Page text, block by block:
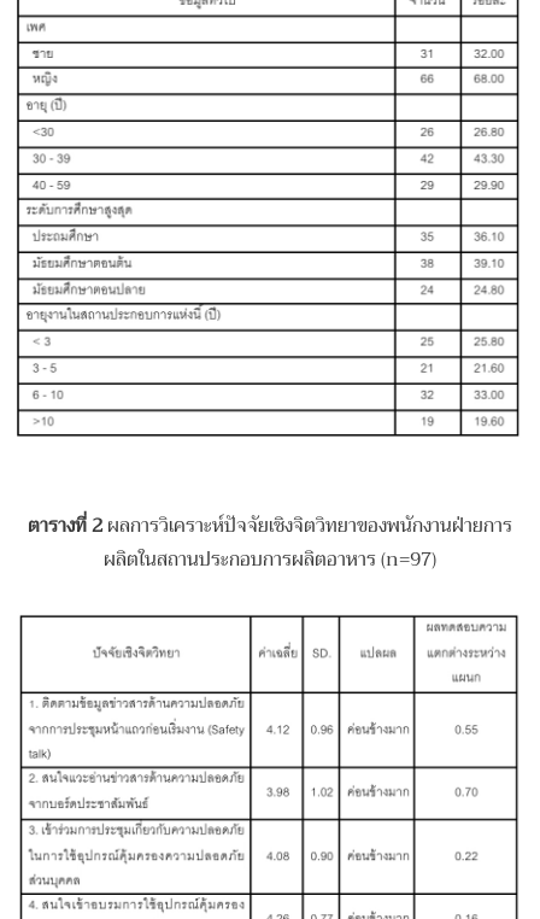
ตารางที่2ผลการวิเคราะห์ปัจจัยเชิงจิตวิทยาของพนักงานฝ่ายการ
ผลิตในสถานประกอบการผลิตอาหาร (n=97)